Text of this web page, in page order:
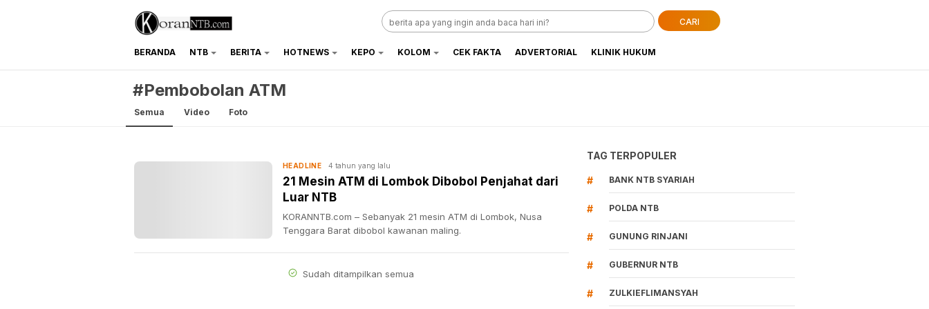
koranntb.com
CARI
BERANDA NTB BERITA HOTNEWS KEPO KOLOM CEK FAKTA ADVERTORIAL KLINIK HUKUM
#Pembobolan ATM
Semua Video Foto
HEADLINE 4 tahun yang lalu
21 Mesin ATM di Lombok Dibobol Penjahat dari
Luar NTB
KORANNTB.com – Sebanyak 21 mesin ATM di Lombok, Nusa
Tenggara Barat dibobol kawanan maling.
Sudah ditampilkan semua
TAG TERPOPULER
# BANK NTB SYARIAH
# POLDA NTB
# GUNUNG RINJANI
# GUBERNUR NTB
# ZULKIEFLIMANSYAH